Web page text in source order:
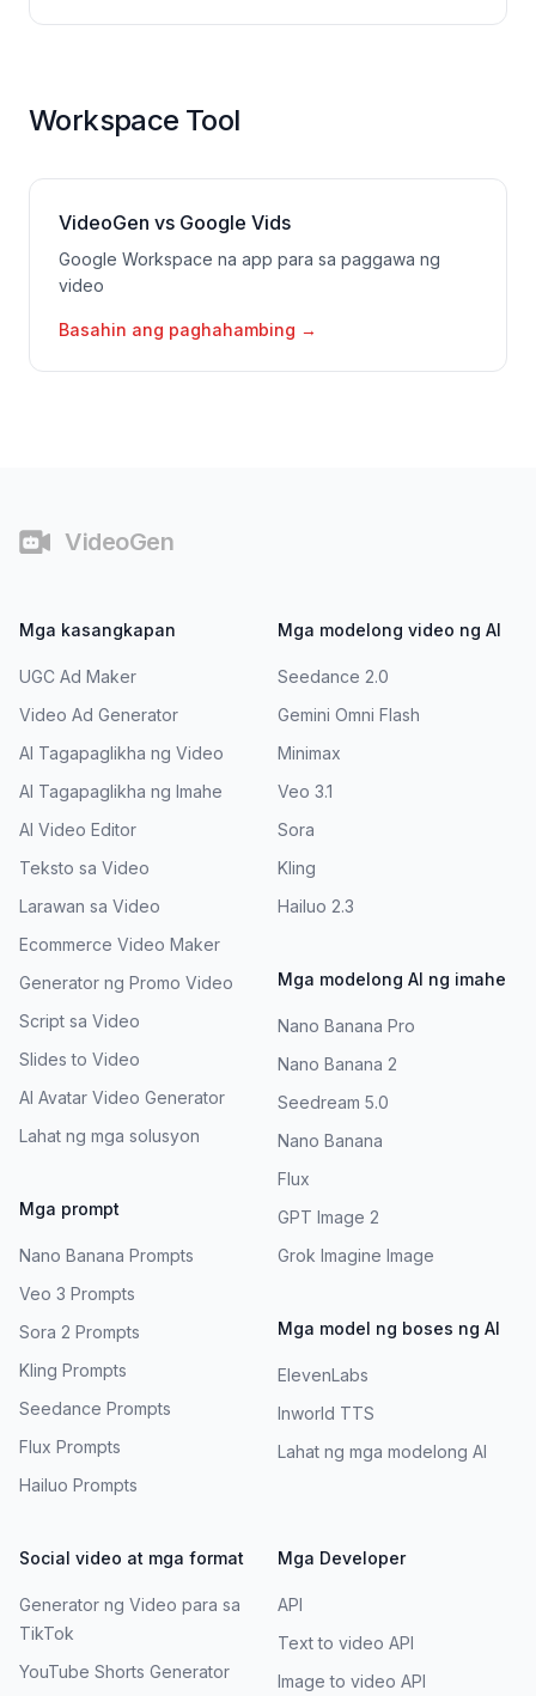
Workspace Tool
VideoGen vs Google Vids
Google Workspace na app para sa paggawa ng
video
Basahin ang paghahambing →
VideoGen
Mga kasangkapan
UGC Ad Maker
Video Ad Generator
AI Tagapaglikha ng Video
AI Tagapaglikha ng Imahe
AI Video Editor
Teksto sa Video
Larawan sa Video
Ecommerce Video Maker
Generator ng Promo Video
Script sa Video
Slides to Video
AI Avatar Video Generator
Lahat ng mga solusyon
Mga prompt
Nano Banana Prompts
Veo 3 Prompts
Sora 2 Prompts
Kling Prompts
Seedance Prompts
Flux Prompts
Hailuo Prompts
Mga modelong video ng AI
Seedance 2.0
Gemini Omni Flash
Minimax
Veo 3.1
Sora
Kling
Hailuo 2.3
Mga modelong AI ng imahe
Nano Banana Pro
Nano Banana 2
Seedream 5.0
Nano Banana
Flux
GPT Image 2
Grok Imagine Image
Mga model ng boses ng AI
ElevenLabs
Inworld TTS
Lahat ng mga modelong AI
Social video at mga format
Generator ng Video para sa
TikTok
YouTube Shorts Generator
Mga Developer
API
Text to video API
Image to video API